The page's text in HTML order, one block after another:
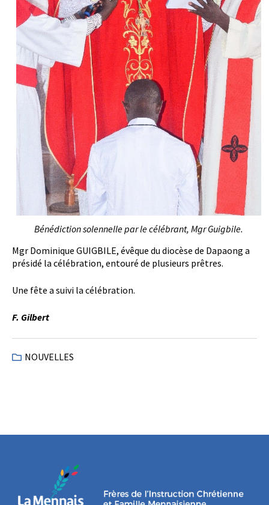
Bénédiction solennelle par le célébrant, Mgr Guigbile.
Mgr Dominique GUIGBILE, évêque du diocèse de Dapaong a
présidé la célébration, entouré de plusieurs prêtres.
Une fête a suivi la célébration.
F. Gilbert
NOUVELLES